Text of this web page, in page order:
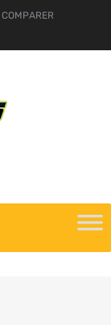
COMPARER